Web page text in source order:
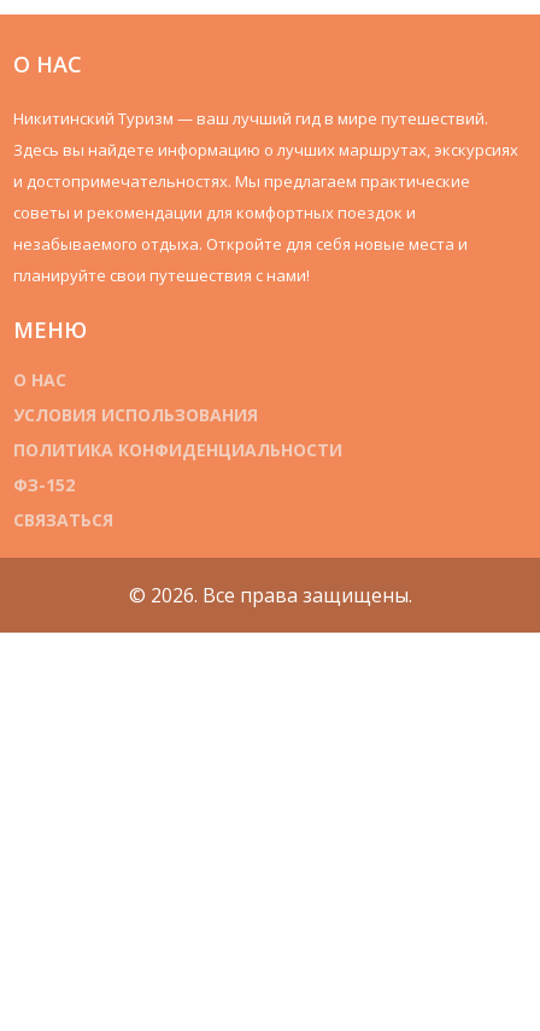
О НАС
Никитинский Туризм — ваш лучший гид в мире путешествий.
Здесь вы найдете информацию о лучших маршрутах, экскурсиях
и достопримечательностях. Мы предлагаем практические
советы и рекомендации для комфортных поездок и
незабываемого отдыха. Откройте для себя новые места и
планируйте свои путешествия с нами!
МЕНЮ
О НАС
УСЛОВИЯ ИСПОЛЬЗОВАНИЯ
ПОЛИТИКА КОНФИДЕНЦИАЛЬНОСТИ
ФЗ-152
СВЯЗАТЬСЯ
© 2026. Все права защищены.